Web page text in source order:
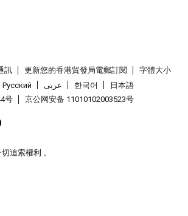
訊 更新您的香港貿發局電郵訂閱
字體大小
Pусский عربى 한국어
日本語
号 京公网安备 11010102003523号
追索權利 。